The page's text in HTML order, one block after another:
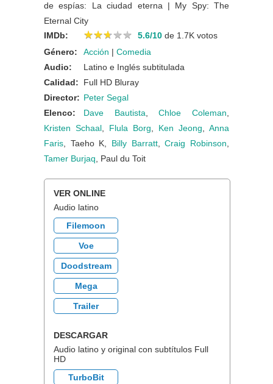
de espías: La ciudad eterna | My Spy: The
Eternal City
IMDb:
★★★★★
★★★★★ 5.6/10 de 1.7K votos
Género:
Acción | Comedia
Audio:
Latino e Inglés subtitulada
Calidad:
Full HD Bluray
Director: Peter Segal
Elenco:
Dave Bautista ,Chloe Coleman
Kristen Schaal
Flula Borg Ken Jeong
Anna
Faris , Taeho K, Billy Barratt,Craig Robinson
Tamer Burjaq , Paul du Toit
VER ONLINE
Audio latino
Filemoon
Voe
Doodstream
Mega
Trailer
DESCARGAR
Audio latino y original con subtítulos Full
HD
TurboBit